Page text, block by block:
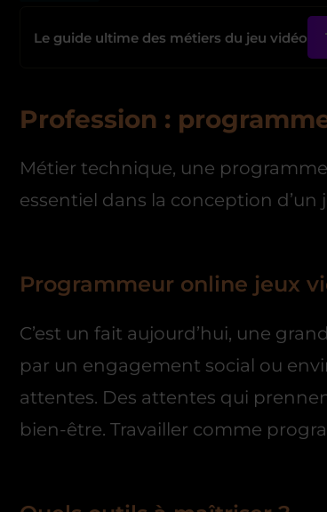
Le guide ultime des métiers du jeu vidéo
Profession :
Métier technique, une
essentiel dans la conception d’un
Programmeur online jeux
C’est un fait aujourd’hui, une
par un engagement social ou
attentes. Des attentes qui
bien-être. Travailler comme